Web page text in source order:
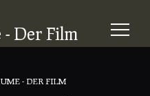
geschafft
erste